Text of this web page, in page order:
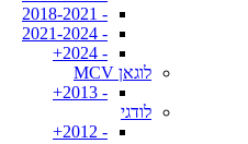
- 2018-2021
- 2021-2024
- 2024+
לוגאן MCV
- 2013+
לודגי
- 2012+